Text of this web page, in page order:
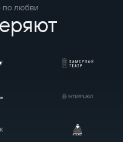
по любви